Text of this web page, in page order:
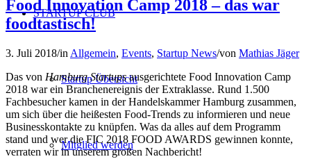
STARTUP CLUB
Startup Übersicht
Mitglied werden
Food Innovation Camp 2018 – das war
foodtastisch!
3. Juli 2018/in Allgemein, Events, Startup News/von Mathias Jäger
Das von Hamburg Startupsausgerichtete Food Innovation Camp
2018 war ein Branchenereignis der Extraklasse. Rund 1.500
Fachbesucher kamen in der Handelskammer Hamburg zusammen,
um sich über die heißesten Food-Trends zu informieren und neue
Businesskontakte zu knüpfen. Was da alles auf dem Programm
stand und wer die FIC 2018 FOOD AWARDS gewinnen konnte,
verraten wir in unserem großen Nachbericht!